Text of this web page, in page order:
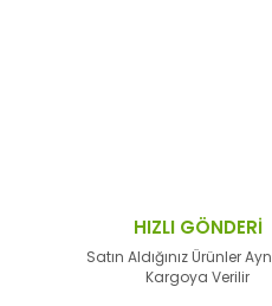
HIZLI GÖNDERİ
Satın Aldığınız Ürünler
Kargoya Verilir